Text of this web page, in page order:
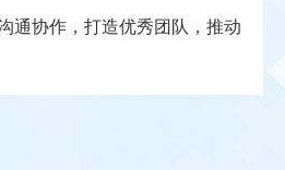
通协作，打造优秀团队，推动